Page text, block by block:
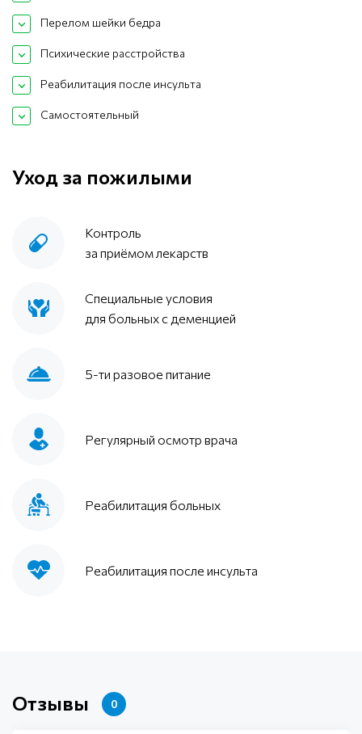
Перелом шейки бедра
Психические расстройства
Реабилитация после инсульта
Самостоятельный
Уход за пожилыми
Контроль
за приёмом лекарств
Специальные условия
для больных с деменцией
5-ти разовое питание
Регулярный осмотр врача
Реабилитация больных
Реабилитация после инсульта
Отзывы 0